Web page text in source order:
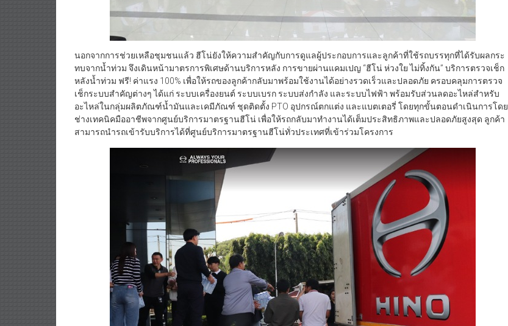
นอกจากการช่วยเหลือชุมชนแล้ว ฮีโน่ยังให้ความสำคัญกับการดูแลผู้ประกอบการและลูกค้าที่ใช้รถบรรทุกที่ได้รับผลกระ
ทบจากน้ำท่วม จึงเดินหน้ามาตรการพิเศษด้านบริการหลัง การขายผ่านแคมเปญ “ฮีโน่ ห่วงใย ไม่ทิ้งกัน” บริการตรวจเช็ก
หลังน้ำท่วม ฟรี! ค่าแรง 100% เพื่อให้รถของลูกค้ากลับมาพร้อมใช้งานได้อย่างรวดเร็วและปลอดภัย ครอบคลุมการตรวจ
เช็กระบบสำคัญต่างๆ ได้แก่ ระบบเครื่องยนต์ ระบบเบรก ระบบส่งกำลัง และระบบไฟฟ้า พร้อมรับส่วนลดอะไหล่สำหรับ
อะไหล่ในกลุ่มผลิตภัณฑ์น้ำมันและเคมีภัณฑ์ ชุดติดตั้ง PTO อุปกรณ์ตกแต่ง และแบตเตอรี่ โดยทุกขั้นตอนดำเนินการโดย
ช่างเทคนิคมืออาชีพจากศูนย์บริการมาตรฐานฮีโน่ เพื่อให้รถกลับมาทำงานได้เต็มประสิทธิภาพและปลอดภัยสูงสุด ลูกค้า
สามารถนำรถเข้ารับบริการได้ที่ศูนย์บริการมาตรฐานฮีโน่ทั่วประเทศที่เข้าร่วมโครงการ